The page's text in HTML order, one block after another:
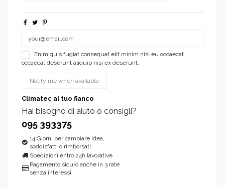
Enim quis fugiat consequat elit minim nisi eu occaecat
occaecat deserunt aliquip nisi ex deserunt.
Climatec al tuo fianco
Hai bisogno di aiuto o consigli?
095 393375
14 Giorni per cambiare idea,
soddisfatti o rimborsati
Spedizioni entro 24h lavorative
Pagamento sicuro anche in 3 rate
senza interessi